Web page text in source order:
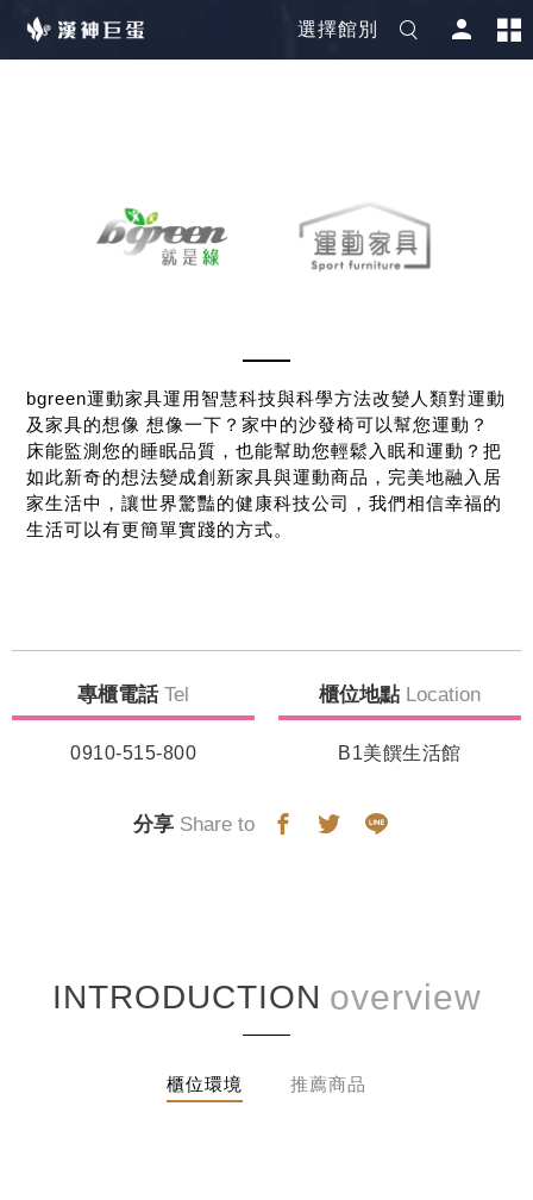
選擇館別
bgreen運動家具運用智慧科技與科學方法改變人類對運動
及家具的想像 想像一下？家中的沙發椅可以幫您運動？
床能監測您的睡眠品質，也能幫助您輕鬆入眠和運動？把
如此新奇的想法變成創新家具與運動商品，完美地融入居
家生活中，讓世界驚豔的健康科技公司，我們相信幸福的
生活可以有更簡單實踐的方式。
專櫃電話 Tel
0910-515-800
櫃位地點 Location
B1美饌生活館
分享 Share to
INTRODUCTION
櫃位環境 推薦商品